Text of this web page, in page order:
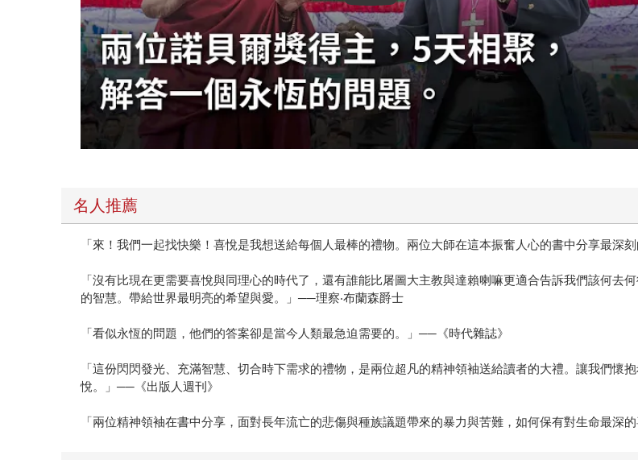
名人推薦
「來！我們一起找快樂！喜悅是我想送給每個人最棒的禮物。兩位大師在這本振奮人心的書中分享最深
「沒有比現在更需要喜悅與同理心的時代了，還有誰能比屠圖大主教與達賴喇嘛更適合告訴我們該何去
的智慧。帶給世界最明亮的希望與愛。」──理察‧布蘭森爵士
「看似永恆的問題，他們的答案卻是當今人類最急迫需要的。」──《時代雜誌》
「這份閃閃發光、充滿智慧、切合時下需求的禮物，是兩位超凡的精神領袖送給讀者的大禮。讓我們懷
悅。」──《出版人週刊》
「兩位精神領袖在書中分享，面對長年流亡的悲傷與種族議題帶來的暴力與苦難，如何保有對生命最深